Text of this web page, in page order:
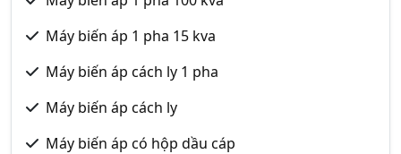
Máy biến áp 1 pha 15 kva
Máy biến áp cách ly 1 pha
Máy biến áp cách ly
Máy biến áp có hộp dầu cáp